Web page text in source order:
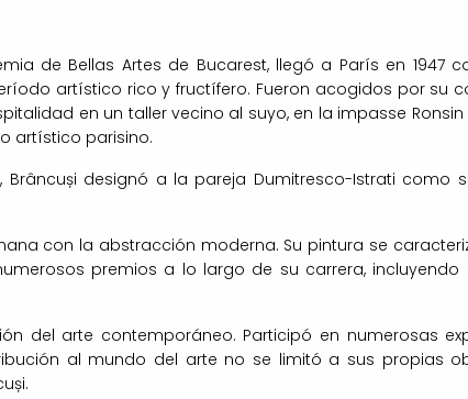
de Bellas Artes de Bucarest, llegó a París en 1947
artístico rico y fructífero. Fueron acogidos por su
en un taller vecino al suyo, en la impasse Ronsin
artístico parisino.
designó a la pareja Dumitresco-Istrati como
con la abstracción moderna. Su pintura se
premios a lo largo de su carrera, incluyendo
del arte contemporáneo. Participó en numerosas
al mundo del arte no se limitó a sus propias